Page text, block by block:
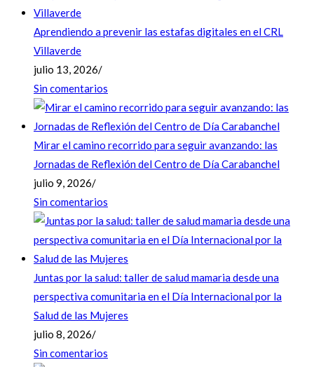
Aprendiendo a prevenir las estafas digitales en el CRL
Villaverde
julio 13, 2026/
Sin comentarios
Mirar el camino recorrido para seguir avanzando: las
Jornadas de Reflexión del Centro de Día Carabanchel
julio 9, 2026/
Sin comentarios
Juntas por la salud: taller de salud mamaria desde una
perspectiva comunitaria en el Día Internacional por la
Salud de las Mujeres
julio 8, 2026/
Sin comentarios